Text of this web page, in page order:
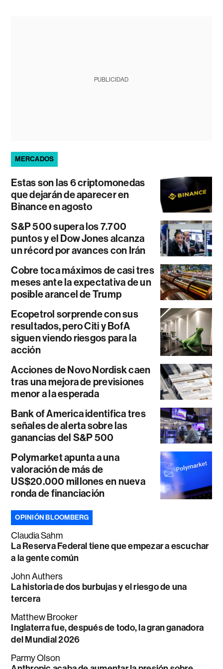
PUBLICIDAD
MERCADOS
Estas son las 6 criptomonedas
que dejarán de aparecer en
Binance en agosto
S&P 500 supera los 7.700
puntos y el Dow Jones alcanza
un récord por avances con Irán
Cobre toca máximos de casi tres
meses ante la expectativa de un
posible arancel de Trump
Ecopetrol sorprende con sus
resultados, pero Citi y BofA
siguen viendo riesgos para la
acción
Acciones de Novo Nordisk caen
tras una mejora de previsiones
menor a la esperada
Bank of America identifica tres
señales de alerta sobre las
ganancias del S&P 500
Polymarket apunta a una
valoración de más de
US$20.000 millones en nueva
ronda de financiación
OPINIÓN BLOOMBERG
Claudia Sahm
La Reserva Federal tiene que empezar a escuchar
a la gente común
John Authers
La historia de dos burbujas y el riesgo de una
tercera
Matthew Brooker
Inglaterra fue, después de todo, la gran ganadora
del Mundial 2026
Parmy Olson